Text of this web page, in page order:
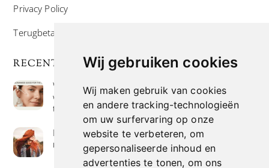
Wij gebruiken cookies
Wij maken gebruik van cookies
en andere tracking-technologieën
om uw surfervaring op onze
website te verbeteren, om
gepersonaliseerde inhoud en
advertenties te tonen, om ons
Privacy Policy
Terugbetaal- en retourneringsbeleid
RECENTE POSTS
Wat is niacinamide? Voordelen, toepassingen en
waarom het overal in huidverzorgingsproducten
te vinden is
Hoe verf je haar op de meest natuurlijke manier
met henna kleuring